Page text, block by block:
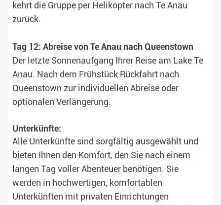
kehrt die Gruppe per Helikopter nach Te Anau
zurück.
Tag 12: Abreise von Te Anau nach Queenstown
Der letzte Sonnenaufgang Ihrer Reise am Lake Te
Anau. Nach dem Frühstück Rückfahrt nach
Queenstown zur individuellen Abreise oder
optionalen Verlängerung.
Unterkünfte:
Alle Unterkünfte sind sorgfältig ausgewählt und
bieten Ihnen den Komfort, den Sie nach einem
langen Tag voller Abenteuer benötigen. Sie
werden in hochwertigen, komfortablen
Unterkünften mit privaten Einrichtungen